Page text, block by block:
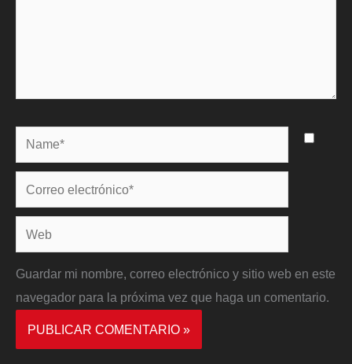
Name*
Correo
electrónico*
Web
Guardar mi nombre, correo electrónico y sitio web en este
navegador para la próxima vez que haga un comentario.